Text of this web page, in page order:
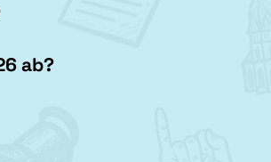
ab?